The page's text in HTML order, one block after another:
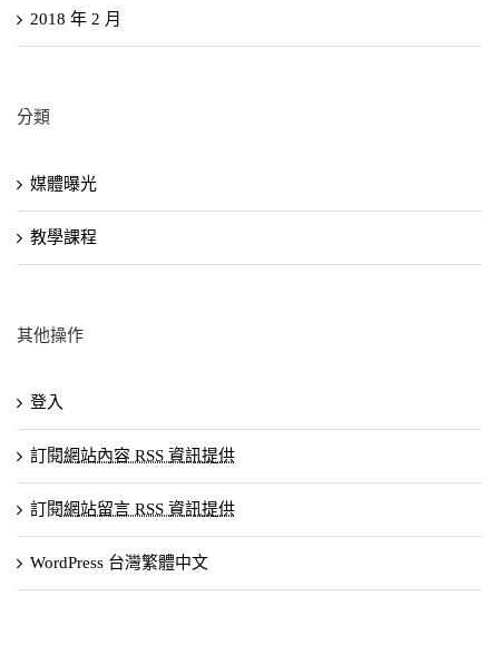
2018 年 2 月
分類
媒體曝光
教學課程
其他操作
登入
訂閱網站內容 RSS 資訊提供
訂閱網站留言 RSS 資訊提供
WordPress 台灣繁體中文